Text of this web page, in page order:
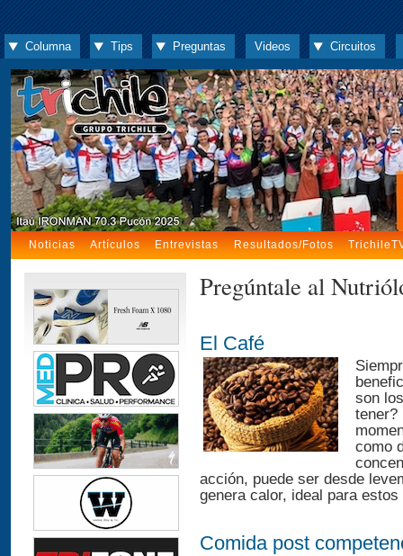
Columna Tips Preguntas Videos Circuitos
Noticias Artículos Entrevistas Resultados/Fotos
Pregúntale al
El Café
son
tener?
como
acción, puede ser desde
genera calor, ideal para
Comida post